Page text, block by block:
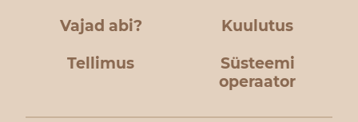
Vajad abi? Kuulutus
Tellimus
Süsteemi
operaator